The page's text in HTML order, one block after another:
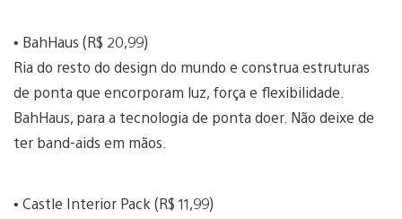
• BahHaus (R$ 20,99)
Ria do resto do design do mundo e construa estruturas
de ponta que encorporam luz, força e flexibilidade.
BahHaus, para a tecnologia de ponta doer. Não deixe de
ter band-aids em mãos.
• Castle Interior Pack (R$ 11,99)